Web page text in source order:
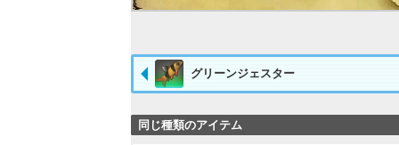
グリーンジェスター
同じ種類のアイテム